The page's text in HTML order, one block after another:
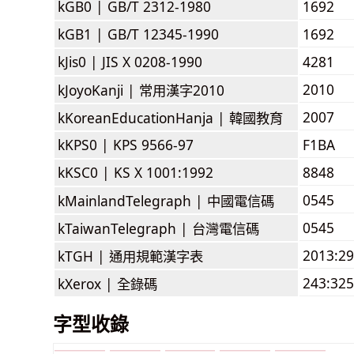
kGB0 | GB/T 2312-1980
1692
kGB1 | GB/T 12345-1990
1692
kJis0 | JIS X 0208-1990
4281
kJoyoKanji | 常用漢字2010
2010
kKoreanEducationHanja | 韓國教育
2007
kKPS0 | KPS 9566-97
F1BA
kKSC0 | KS X 1001:1992
8848
kMainlandTelegraph | 中國電信碼
0545
kTaiwanTelegraph | 台灣電信碼
0545
kTGH | 通用規範漢字表
kXerox | 全錄碼 243:325
字型收錄